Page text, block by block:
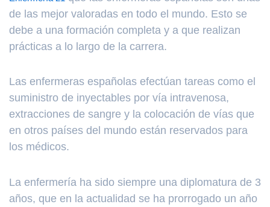
de las mejor valoradas en todo el mundo. Esto se
debe a una formación completa y a que realizan
prácticas a lo largo de la carrera.
Las enfermeras españolas efectúan tareas como el
suministro de inyectables por vía intravenosa,
extracciones de sangre y la colocación de vías que
en otros países del mundo están reservados para
los médicos.
La enfermería ha sido siempre una diplomatura de 3
años, que en la actualidad se ha prorrogado un año